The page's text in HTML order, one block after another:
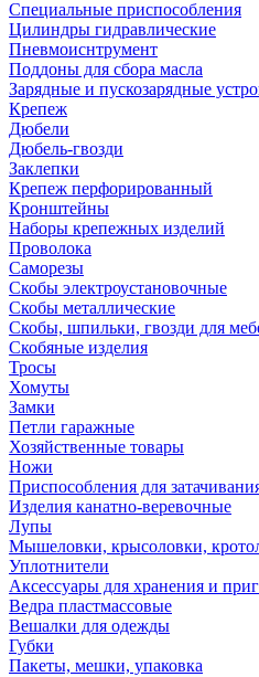
Специальные приспособления
Цилиндры гидравлические
Пневмоиснтрумент
Поддоны для сбора масла
Зарядные и пускозарядные
Крепеж
Дюбели
Дюбель-гвозди
Заклепки
Крепеж перфорированный
Кронштейны
Наборы крепежных изделий
Проволока
Саморезы
Скобы электроустановочные
Скобы металлические
Скобы, шпильки, гвозди для
Скобяные изделия
Тросы
Хомуты
Замки
Петли гаражные
Хозяйственные товары
Ножи
Приспособления для
Изделия канатно-веревочные
Лупы
Мышеловки, крысоловки,
Уплотнители
Аксессуары для хранения и
Ведра пластмассовые
Вешалки для одежды
Губки
Пакеты, мешки, упаковка